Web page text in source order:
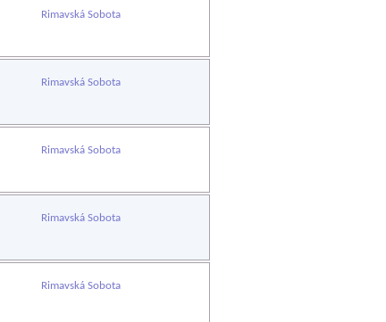
Rimavská Sobota
Rimavská Sobota
Rimavská Sobota
Rimavská Sobota
Rimavská Sobota